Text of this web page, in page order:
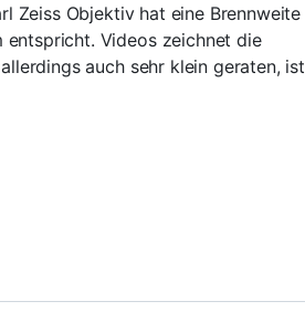
Zeiss Objektiv hat eine Brennweite
Videos zeichnet die
auch sehr klein geraten, ist